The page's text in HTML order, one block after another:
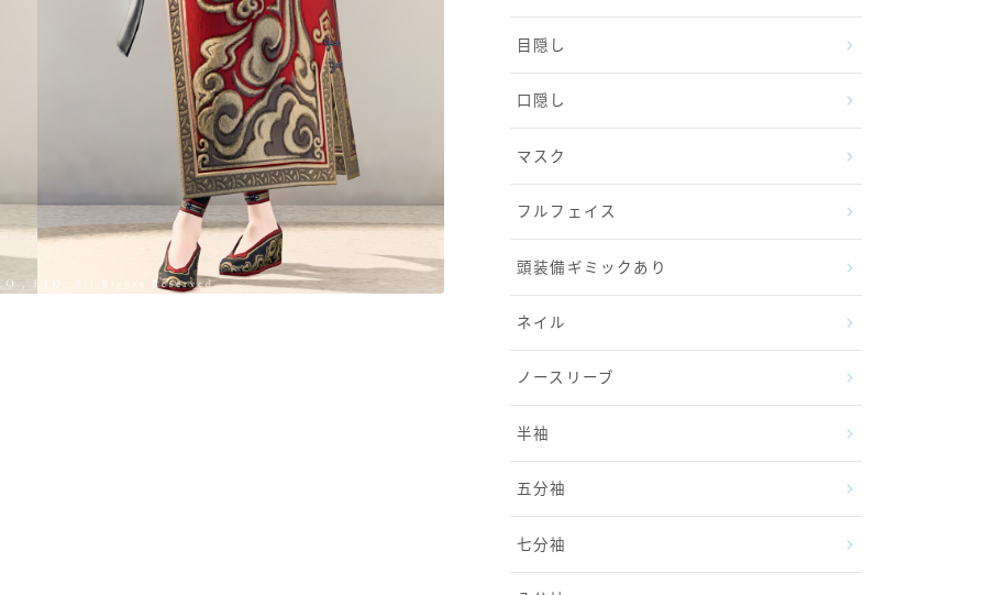
五分袖
東方風デザイン
目隠し
口隠し
マスク
フルフェイス
頭装備ギミックあり
ネイル
ノースリーブ
半袖
五分袖
七分袖